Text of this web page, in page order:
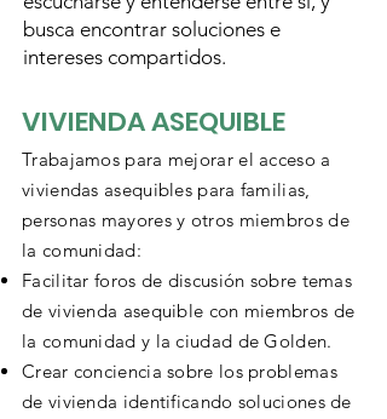
busca encontrar soluciones e
intereses compartidos.
VIVIENDA ASEQUIBLE
Trabajamos para mejorar el acceso a
viviendas asequibles para familias,
personas mayores y otros miembros de
la comunidad:
Facilitar foros de discusión sobre temas
de vivienda asequible con miembros de
la comunidad y la ciudad de Golden.
Crear conciencia sobre los problemas
de vivienda identificando soluciones de